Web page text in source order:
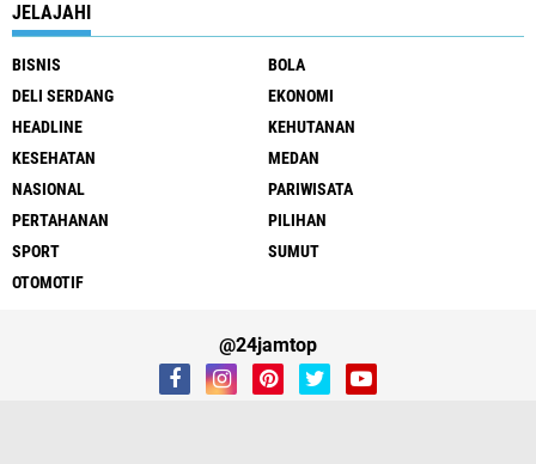
JELAJAHI
BISNIS
BOLA
DELI SERDANG
EKONOMI
HEADLINE
KEHUTANAN
KESEHATAN
MEDAN
NASIONAL
PARIWISATA
PERTAHANAN
PILIHAN
SPORT
SUMUT
OTOMOTIF
@24jamtop